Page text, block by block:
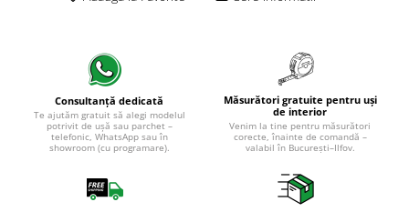
Consultanță dedicată
Te ajutăm gratuit să alegi modelul
potrivit de ușă sau parchet –
telefonic, WhatsApp sau în
showroom (cu programare).
Măsurători gratuite pentru uși
de interior
Venim la tine pentru măsurători
corecte, înainte de comandă –
valabil în București–Ilfov.